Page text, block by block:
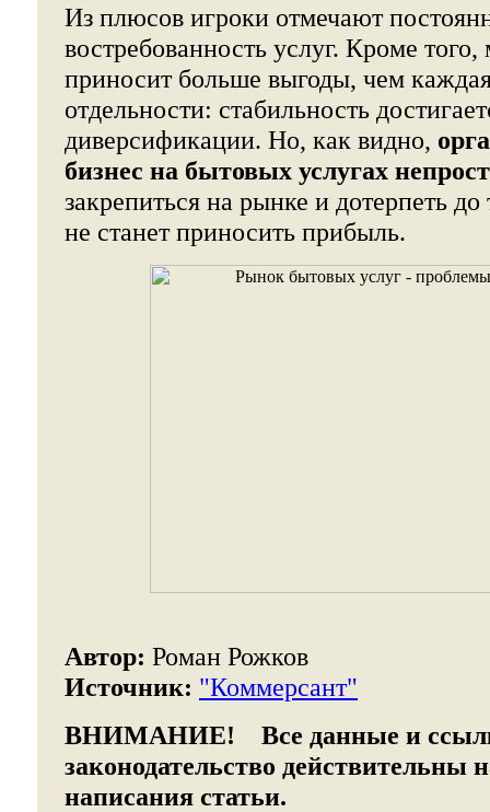
Из плюсов игроки отмечают
востребованность услуг. Кроме того,
приносит больше выгоды, чем
отдельности: стабильность
диверсификации. Но, как видно,
бизнес на бытовых услугах
закрепиться на рынке и дотерпеть
не станет приносить прибыль.
Автор: Роман Рожков
Источник: "Коммерсант"
ВНИМАНИЕ!
Все данные и
законодательство действительны
написания статьи.